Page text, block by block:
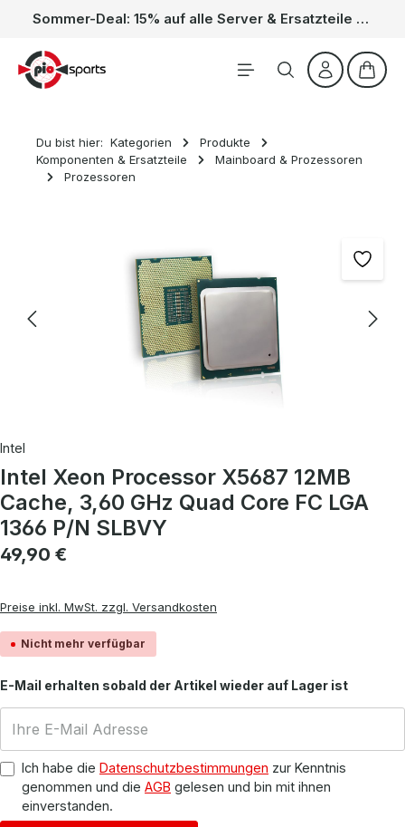
Zum Hauptinhalt springen Sommer-Deal: 15% auf alle Server & Ersatzteile – Kein Code nötig, der Rabatt wird automatisch im Warenkorb abgezogen. Gültig vom 01.06. bis 31.08.
Du bist hier: Kategorien
Produkte
Komponenten & Ersatzteile
Mainboard & Prozessoren
Prozessoren
Intel
Intel Xeon Processor X5687 12MB
Cache, 3,60 GHz Quad Core FC LGA
1366 P/N SLBVY
Regulärer Preis:
49,90 €
Preise inkl. MwSt. zzgl. Versandkosten
Nicht mehr verfügbar
E-Mail erhalten sobald der Artikel wieder auf Lager ist
Ich habe die Datenschutzbestimmungen zur Kenntnis
genommen und die AGB gelesen und bin mit ihnen
einverstanden.